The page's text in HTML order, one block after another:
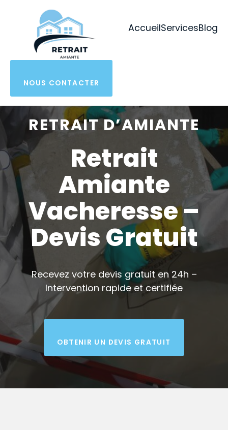
AccueilServicesBlog
NOUS CONTACTER
RETRAIT D’AMIANTE
Retrait
Amiante
Vacheresse –
Devis Gratuit
Recevez votre devis gratuit en 24h –
Intervention rapide et certifiée
OBTENIR UN DEVIS GRATUIT